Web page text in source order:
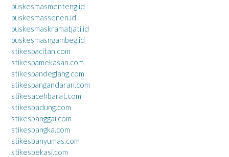
puskesmasmenteng.id
puskesmassenen.id
puskesmaskramatjati.id
puskesmasngambeg.id
stikespacitan.com
stikespamekasan.com
stikespandeglang.com
stikespangandaran.com
stikesacehbarat.com
stikesbadung.com
stikesbanggai.com
stikesbangka.com
stikesbanyumas.com
stikesbekasi.com